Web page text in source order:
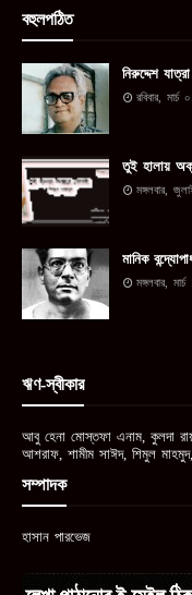
বহুলপঠিত
নিরুদ্দেশ
রবিবার,
তুই হালায়
মঙ্গলবার,
মানিক
মঙ্গলবার,
ঋণ-স্বীকার
আবু হেনা মোস্তফা এনাম, কুলদা
আশরাফ, শামীম সাঈদ, শিমুল
সম্পাদক
হাসান পারভেজ